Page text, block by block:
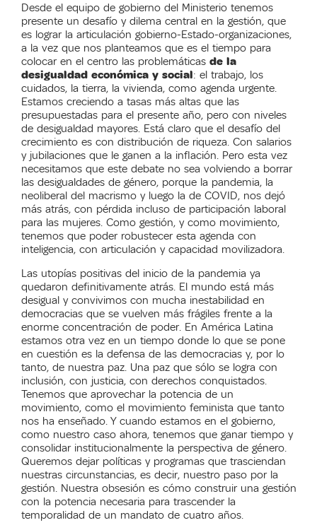
Desde el equipo de gobierno del Ministerio tenemos
presente un desafío y dilema central en la gestión, que
es lograr la articulación gobierno-Estado-organizaciones,
a la vez que nos planteamos que es el tiempo para
colocar en el centro las problemáticas de la
desigualdad económica y social: el trabajo, los
cuidados, la tierra, la vivienda, como agenda urgente.
Estamos creciendo a tasas más altas que las
presupuestadas para el presente año, pero con niveles
de desigualdad mayores. Está claro que el desafío del
crecimiento es con distribución de riqueza. Con salarios
y jubilaciones que le ganen a la inflación. Pero esta vez
necesitamos que este debate no sea volviendo a borrar
las desigualdades de género, porque la pandemia, la
neoliberal del macrismo y luego la de COVID, nos dejó
más atrás, con pérdida incluso de participación laboral
para las mujeres. Como gestión, y como movimiento,
tenemos que poder robustecer esta agenda con
inteligencia, con articulación y capacidad movilizadora.
Las utopías positivas del inicio de la pandemia ya
quedaron definitivamente atrás. El mundo está más
desigual y convivimos con mucha inestabilidad en
democracias que se vuelven más frágiles frente a la
enorme concentración de poder. En América Latina
estamos otra vez en un tiempo donde lo que se pone
en cuestión es la defensa de las democracias y, por lo
tanto, de nuestra paz. Una paz que sólo se logra con
inclusión, con justicia, con derechos conquistados.
Tenemos que aprovechar la potencia de un
movimiento, como el movimiento feminista que tanto
nos ha enseñado. Y cuando estamos en el gobierno,
como nuestro caso ahora, tenemos que ganar tiempo y
consolidar institucionalmente la perspectiva de género.
Queremos dejar políticas y programas que trasciendan
nuestras circunstancias, es decir, nuestro paso por la
gestión. Nuestra obsesión es cómo construir una gestión
con la potencia necesaria para trascender la
temporalidad de un mandato de cuatro años.